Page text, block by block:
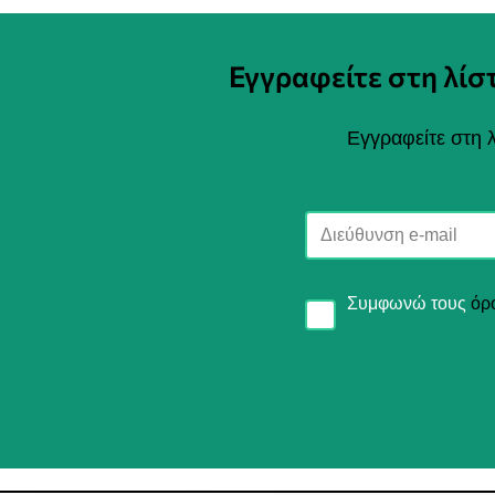
Εγγραφείτε στη
Εγγραφείτε στη
Συμφωνώ τους